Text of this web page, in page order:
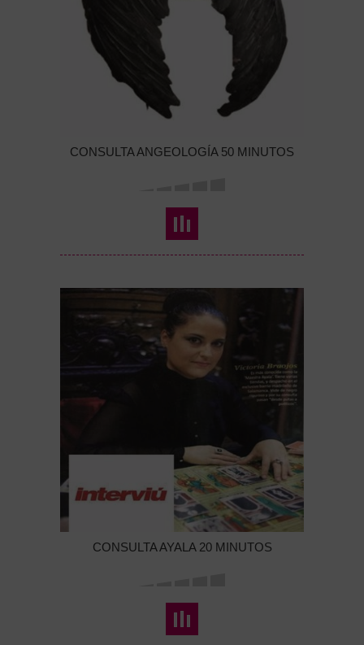
CONSULTA ANGEOLOGÍA 50 MINUTOS
CONSULTA AYALA 20 MINUTOS